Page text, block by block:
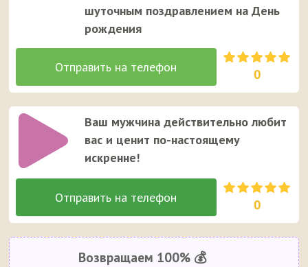
шуточным поздравлением на День
рождения
0
Ваш мужчина действительно любит
вас и ценит по-настоящему
искренне!
0
Возвращаем 100% 💰